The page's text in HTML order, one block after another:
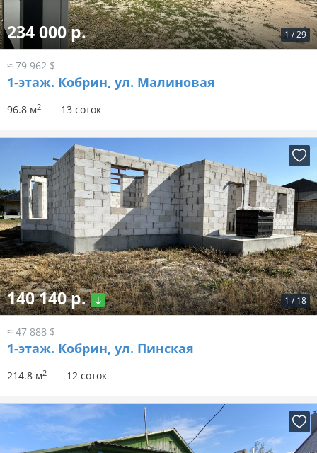
1 /29
234 000 р.
≈ 79 962 $
1-этаж. Кобрин, ул. Малиновая
96.8 м2 13 соток
1 / 18
140 140 р.
≈ 47 888 $
1-этаж. Кобрин, ул. Пинская
214.8 м2 12 соток